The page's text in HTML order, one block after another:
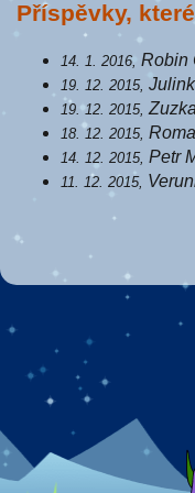
Příspěvky,
14. 1. 2016, Robin
19. 12. 2015,
19. 12. 2015,
18. 12. 2015,
14. 12. 2015, Petr
11. 12. 2015,